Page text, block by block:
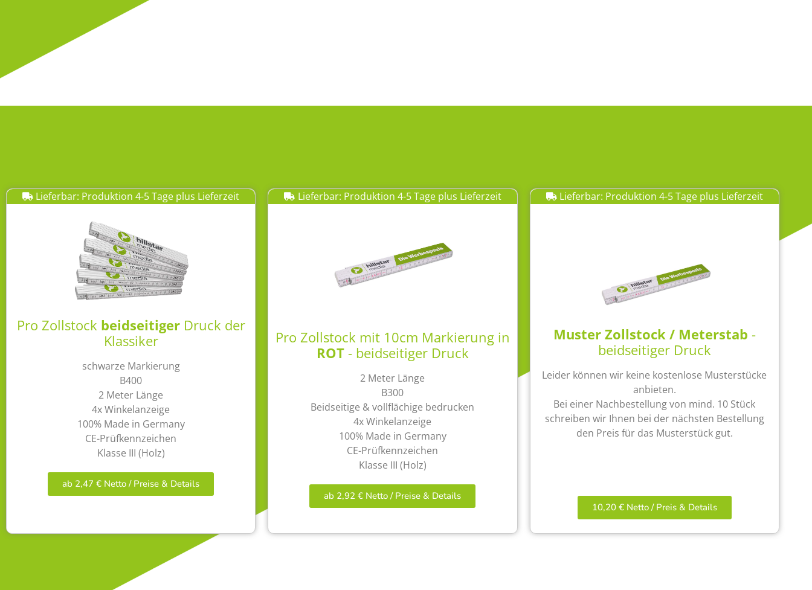
Lieferbar: Produktion 4-5 Tage plus Lieferzeit
Pro Zollstock beidseitiger Druck der
Klassiker
schwarze Markierung
B400
2 Meter Länge
4x Winkelanzeige
100% Made in Germany
CE-Prüfkennzeichen
Klasse III (Holz)
ab 2,47 € Netto / Preise & Details
Lieferbar: Produktion 4-5 Tage plus Lieferzeit
Pro Zollstock mit 10cm Markierung in
ROT- beidseitiger Druck
2 Meter Länge
B300
Beidseitige & vollflächige bedrucken
4x Winkelanzeige
100% Made in Germany
CE-Prüfkennzeichen
Klasse III (Holz)
ab 2,92 € Netto / Preise & Details
Lieferbar: Produktion 4-5 Tage plus Lieferzeit
Muster Zollstock / Meterstab -
beidseitiger Druck
Leider können wir keine kostenlose Musterstücke
anbieten.
Bei einer Nachbestellung von mind. 10 Stück
schreiben wir Ihnen bei der nächsten Bestellung
den Preis für das Musterstück gut.
10,20 € Netto / Preis & Details